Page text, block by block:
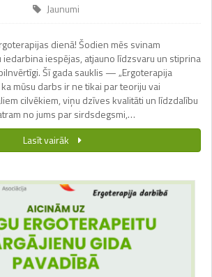
Jaunumi
dienā! Šodien mēs svinam
iespējas, atjauno līdzsvaru un stiprina
Šī gada sauklis — „Ergoterapija
mūsu darbs ir ne tikai par teoriju vai
cilvēkiem, viņu dzīves kvalitāti un līdzdalību
no jums par sirdsdegsmi,…
Lasīt vairāk